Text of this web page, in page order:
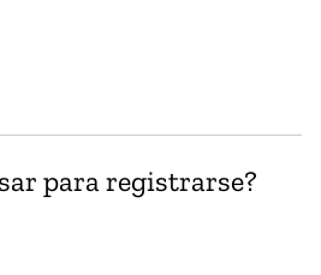
para registrarse?